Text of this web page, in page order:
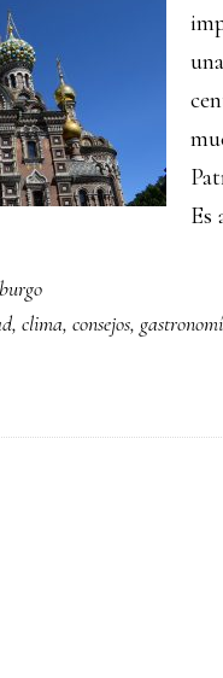
Es
, clima, consejos,